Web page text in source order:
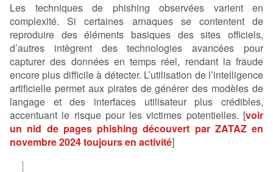
Les techniques de phishing observées varient en
complexité. Si certaines arnaques se contentent de
reproduire des éléments basiques des sites officiels,
d’autres intègrent des technologies avancées pour
capturer des données en temps réel, rendant la fraude
encore plus difficile à détecter. L’utilisation de l’intelligence
artificielle permet aux pirates de générer des modèles de
langage et des interfaces utilisateur plus crédibles,
accentuant le risque pour les victimes potentielles. [voir
un nid de pages phishing découvert par ZATAZ en
novembre 2024 toujours en activité]